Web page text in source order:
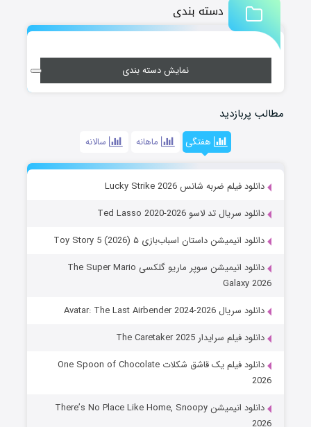
دسته بندی
نمایش دسته بندی
مطالب پربازدید
هفتگی ماهانه سالانه
دانلود فیلم ضربه شانس Lucky Strike 2026
دانلود سریال تد لاسو Ted Lasso 2020-2026
دانلود انیمیشن داستان اسباب‌بازی ۵ Toy Story 5 (2026)
دانلود انیمیشن سوپر ماریو گلکسی The Super Mario
Galaxy 2026
دانلود سریال Avatar: The Last Airbender 2024-2026
دانلود فیلم سرایدار The Caretaker 2025
دانلود فیلم یک قاشق شکلات One Spoon of Chocolate
2026
دانلود انیمیشن There’s No Place Like Home, Snoopy
2026